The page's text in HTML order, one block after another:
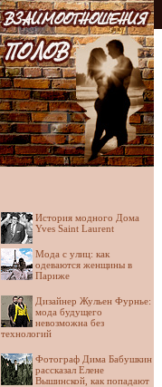
История модного Дома
Yves Saint Laurent
Мода с улиц: как
одеваются женщины в
Париже
Дизайнер Жульен Фурнье:
мода будущего
невозможна без
технологий
Фотограф Дима Бабушкин
рассказал Елене
Вышинской, как попадают